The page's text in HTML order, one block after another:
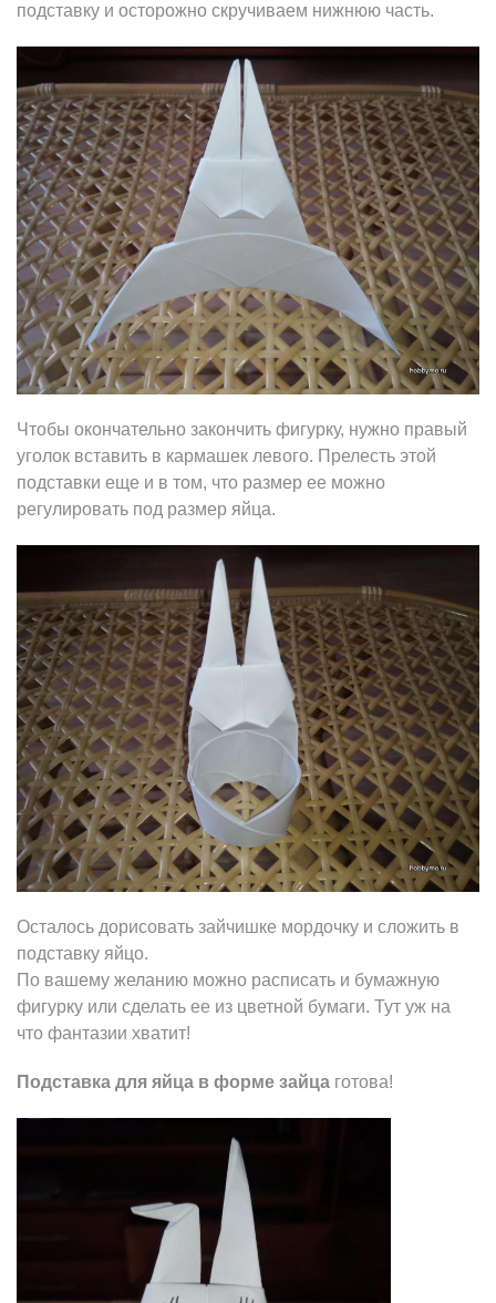
подставку и осторожно скручиваем нижнюю часть.
Чтобы окончательно закончить фигурку, нужно правый
уголок вставить в кармашек левого. Прелесть этой
подставки еще и в том, что размер ее можно
регулировать под размер яйца.
Осталось дорисовать зайчишке мордочку и сложить в
подставку яйцо.
По вашему желанию можно расписать и бумажную
фигурку или сделать ее из цветной бумаги. Тут уж на
что фантазии хватит!
Подставка для яйца в форме зайца готова!